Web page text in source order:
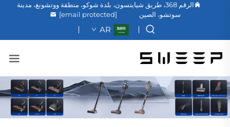
الرقم 368، طريق شيايتسون، بلدة شوكو، منطقة ووتشونغ، مدينة
سوتشو، الصين
[email protected]
AR